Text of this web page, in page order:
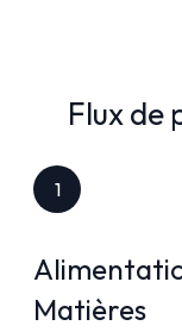
Flux de
1
Matières